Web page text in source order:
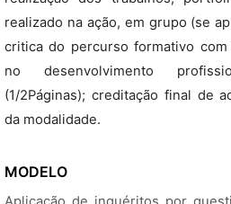
realizado na ação, em grupo (se
critica do percurso formativo
no desenvolvimento
(1/2Páginas); creditação final de
da modalidade.
MODELO